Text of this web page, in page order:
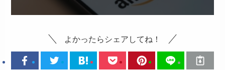
よかったらシェアしてね！